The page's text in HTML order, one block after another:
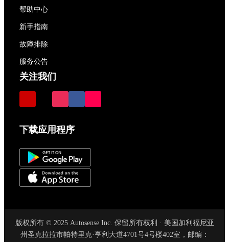
帮助中心
新手指南
故障排除
服务公告
关注我们
下载应用程序
版权所有 © 2025 Autosense Inc. 保留所有权利 · 美国加利福尼亚
州圣克拉拉市帕特里克·亨利大道4701号4号楼402室，邮编：